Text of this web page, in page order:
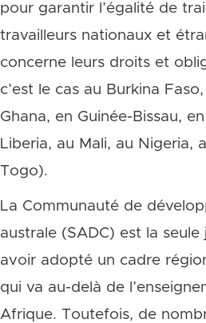
pour garantir l’égalité de
travailleurs nationaux et
concerne leurs droits et
c’est le cas au Burkina
Ghana, en Guinée-Bissau,
Liberia, au Mali, au Nigeria,
Togo).
La Communauté de
australe (SADC) est la seule
avoir adopté un cadre
qui va au-delà de
Afrique. Toutefois, de